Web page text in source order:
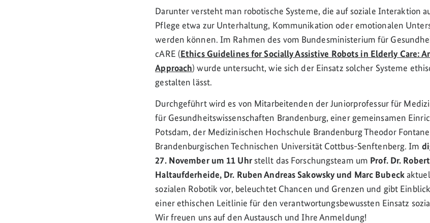
Darunter versteht man robotische Systeme, die auf soziale Interaktion
Pflege etwa zur Unterhaltung, Kommunikation oder emotionalen
werden können. Im Rahmen des vom Bundesministerium für
cARE (Ethics Guidelines for Socially Assistive Robots in Elderly Care:
Approach) wurde untersucht, wie sich der Einsatz solcher Systeme
gestalten lässt.
Durchgeführt wird es von Mitarbeitenden der Juniorprofessur für
für Gesundheitswissenschaften Brandenburg, einer gemeinsamen
Potsdam, der Medizinischen Hochschule Brandenburg Theodor
Brandenburgischen Technischen Universität Cottbus-Senftenberg. Im
27. November um 11 Uhrstellt das Forschungsteam um Prof. Dr.
Haltaufderheide, Dr. Ruben Andreas Sakowsky und Marc Bubeck
sozialen Robotik vor, beleuchtet Chancen und Grenzen und gibt
einer ethischen Leitlinie für den verantwortungsbewussten Einsatz
Wir freuen uns auf den Austausch und Ihre Anmeldung!